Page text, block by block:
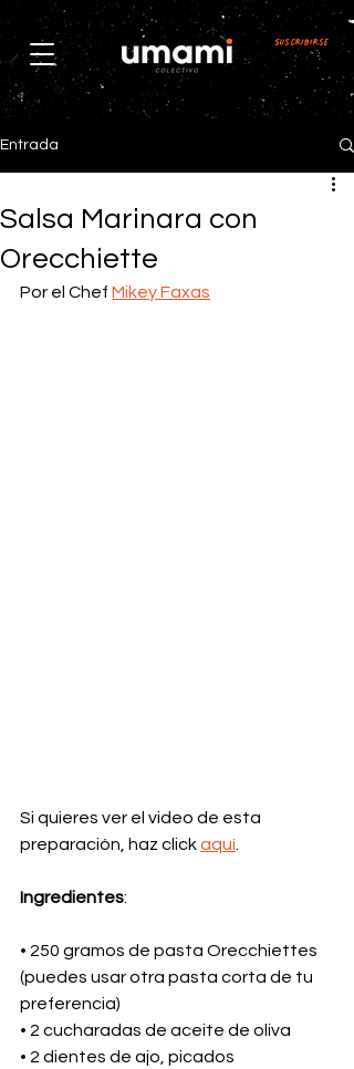
Suscribirse
Entrada
Salsa Marinara con
Orecchiette
Por el Chef Mikey Faxas
Si quieres ver el video de esta
preparación, haz click aquí
Ingredientes:
• 250 gramos de pasta Orecchiettes
(puedes usar otra pasta corta de tu
preferencia)
• 2 cucharadas de aceite de oliva
• 2 dientes de ajo, picados